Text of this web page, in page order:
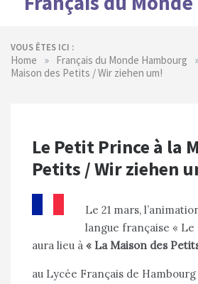
VOUS ÊTES ICI :
Home » Français du Monde Hambourg
Maison des Petits / Wir ziehen um!
Le Petit Prince à la
Petits / Wir ziehen
Le 21 mars,
langue française «
aura lieu à « La Maison des
au Lycée Français de